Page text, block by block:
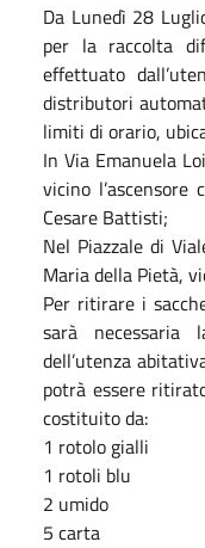
Da Lunedì 28
per la raccolta
effettuato
distributori
limiti di orario,
In Via Emanuela
vicino l’ascensore
Cesare Battisti;
Nel Piazzale di
Maria della Pietà,
Per ritirare i
sarà necessaria
dell’utenza
potrà essere
costituito da:
1 rotolo gialli
1 rotoli blu
2 umido
5 carta